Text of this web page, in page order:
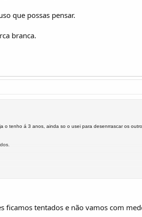
que possas pensar.
branca.
o tenho á 3 anos, ainda so o usei para desenrrascar os
ficamos tentados e não vamos com